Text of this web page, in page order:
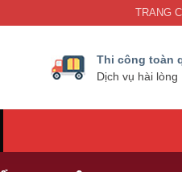
TRANG
Thi công toàn
Dịch vụ hài lòng